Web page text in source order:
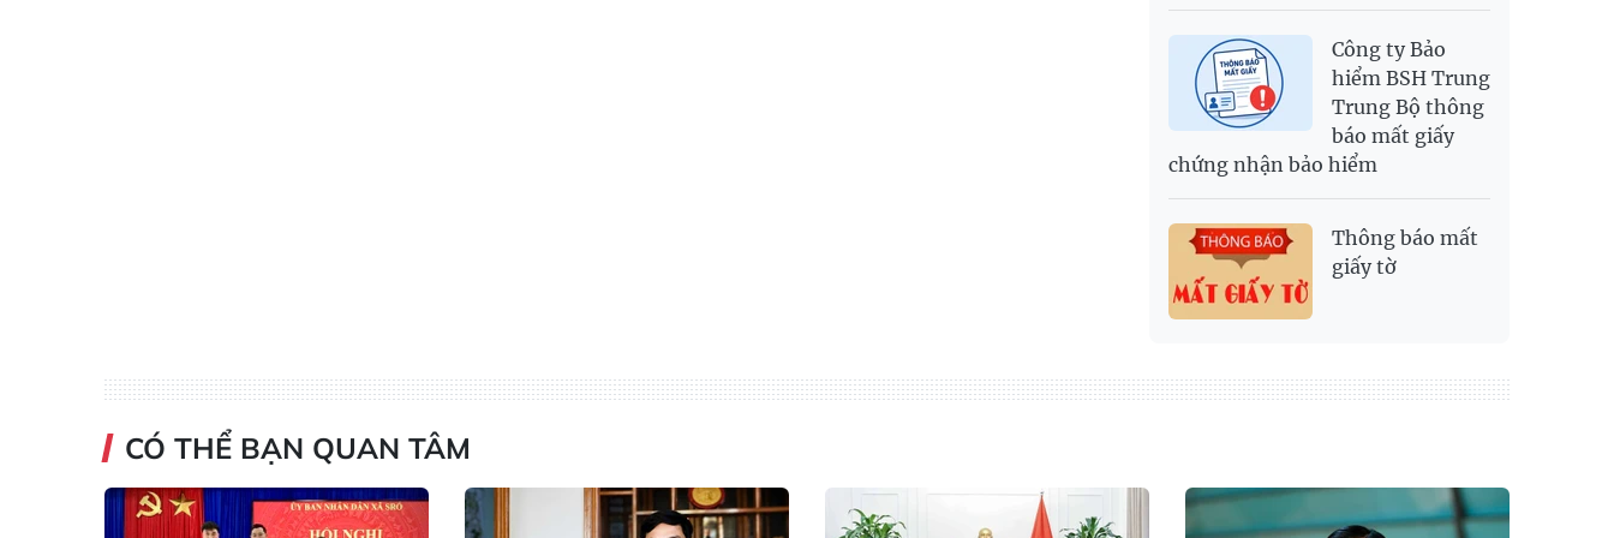
Công ty Bảo
hiểm BSH Trung
Trung Bộ thông
báo mất giấy
chứng nhận bảo hiểm
Thông báo mất
giấy tờ
CÓ THỂ BẠN QUAN TÂM